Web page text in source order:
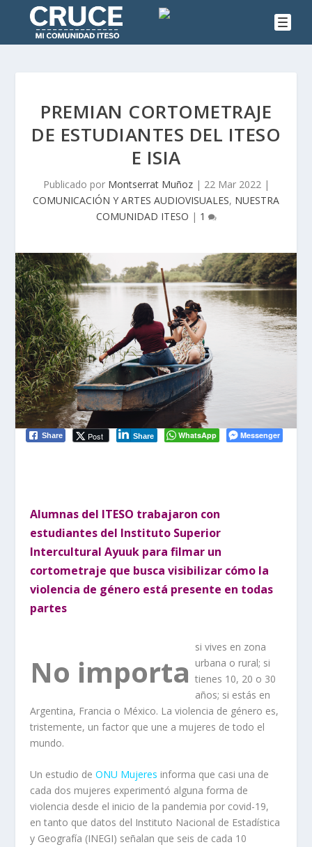
PREMIAN CORTOMETRAJE
DE ESTUDIANTES DEL ITESO
E ISIA
Publicado por Montserrat Muñoz| 22 Mar 2022|
COMUNICACIÓN Y ARTES AUDIOVISUALES, NUESTRA
COMUNIDAD ITESO | 1
Share Post Share WhatsApp Messenger
Alumnas del ITESO trabajaron con
estudiantes del Instituto Superior
Intercultural Ayuuk para filmar un
cortometraje que busca visibilizar cómo la
violencia de género está presente en todas
partes
No importa
si vives en zona
urbana o rural; si
tienes 10, 20 o 30
años; si estás en
Argentina, Francia o México. La violencia de género es,
tristemente, un factor que une a mujeres de todo el
mundo.
Un estudio de ONU Mujeres informa que casi una de
cada dos mujeres experimentó alguna forma de
violencia desde el inicio de la pandemia por covid-19,
en tanto que datos del Instituto Nacional de Estadística
y Geografía (INEGI) señalan que seis de cada 10